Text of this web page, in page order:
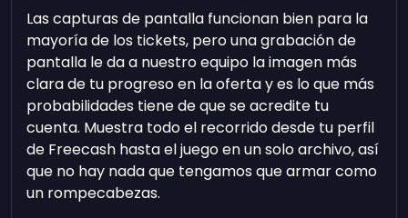
Las capturas de pantalla funcionan bien para la
mayoría de los tickets, pero una grabación de
pantalla le da a nuestro equipo la imagen más
clara de tu progreso en la oferta y es lo que más
probabilidades tiene de que se acredite tu
cuenta. Muestra todo el recorrido desde tu perfil
de Freecash hasta el juego en un solo archivo, así
que no hay nada que tengamos que armar como
un rompecabezas.